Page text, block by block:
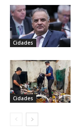
Cidades
Cidades